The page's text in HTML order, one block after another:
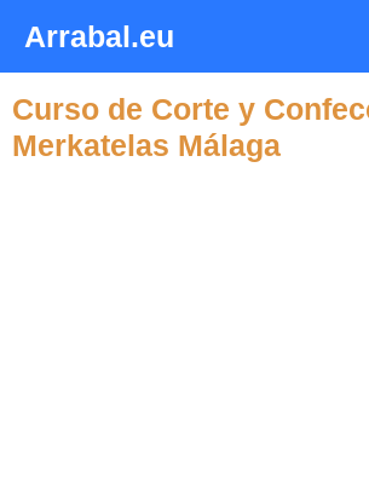
contenido
Arrabal.eu
Curso de Corte y
Merkatelas Málaga